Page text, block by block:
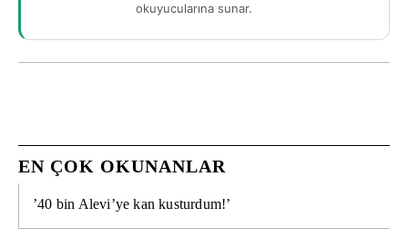
okuyucularına sunar.
EN ÇOK OKUNANLAR
’40 bin Alevi’ye kan kusturdum!’